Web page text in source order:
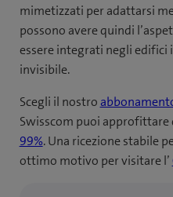
mimetizzati per adattarsi
possono avere quindi
essere integrati negli
invisibile.
Scegli il nostro
Swisscom puoi approfittare
99%. Una ricezione stabile
ottimo motivo per visitare l’